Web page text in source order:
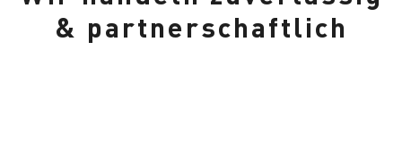
& partnerschaftlich